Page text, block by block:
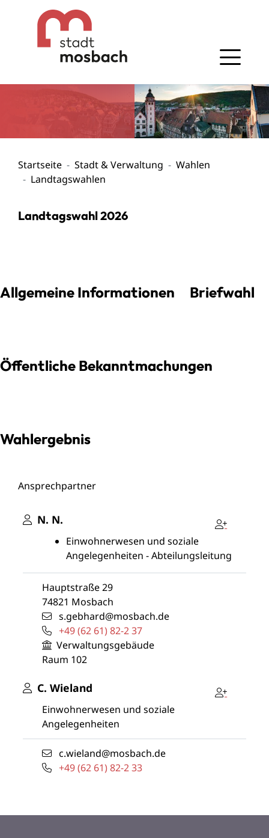
Gehe zum Navigationsbereich
Gehe zum Inhalt
Startseite Stadt & Verwaltung
Wahlen
Landtagswahlen
Landtagswahl 2026
Allgemeine Informationen Briefwahl
Öffentliche Bekanntmachungen
Wahlergebnis
Ansprechpartner
N. N.
Einwohnerwesen und soziale
Angelegenheiten - Abteilungsleitung
Hauptstraße 29
74821 Mosbach
s.gebhard@mosbach.de
+49 (62 61) 82-237
Verwaltungsgebäude
Raum 102
C. Wieland
Einwohnerwesen und soziale
Angelegenheiten
c.wieland@mosbach.de
+49 (62 61) 82-233